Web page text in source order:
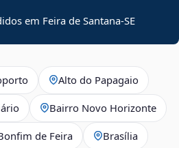
em Feira de Santana-SE
Alto do Papagaio
Bairro Novo Horizonte
de Feira Brasília